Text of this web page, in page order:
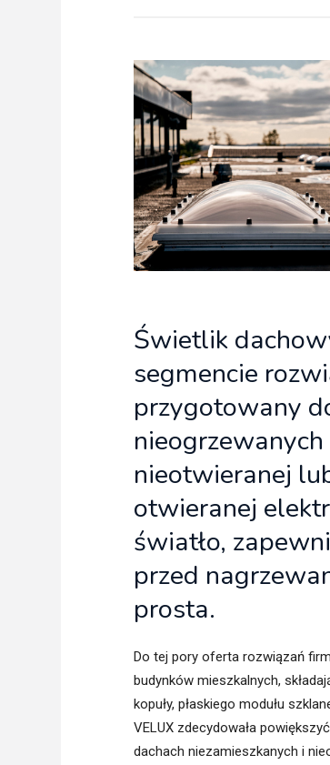
Świetlik
segmencie
przygotowany
nieotwieranej
otwieranej
światło,
przed
prosta.
Do tej pory oferta rozwiązań
budynków mieszkalnych,
kopuły, płaskiego modułu
VELUX zdecydowała
dachach niezamieszkanych i